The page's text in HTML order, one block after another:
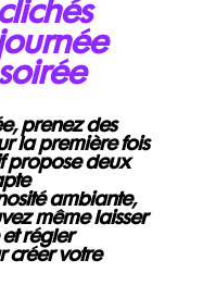
prenez des
la première fois
propose deux
ambiante,
même laisser
régler
créer votre